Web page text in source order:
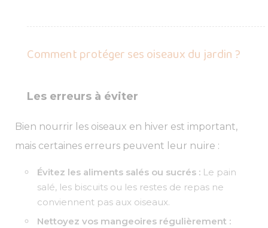
Comment protéger ses oiseaux du jardin ?
Les erreurs à éviter
Bien nourrir les oiseaux en hiver est important,
mais certaines erreurs peuvent leur nuire :
Évitez les aliments salés ou sucrés : Le pain
salé, les biscuits ou les restes de repas ne
conviennent pas aux oiseaux.
Nettoyez vos mangeoires régulièrement :